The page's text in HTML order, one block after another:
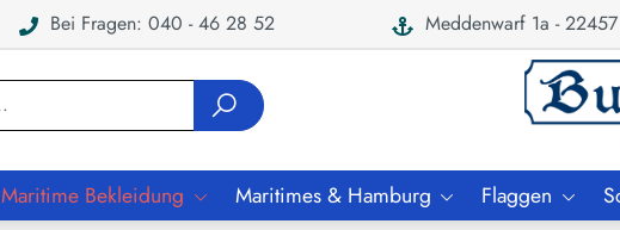
Bei Fragen: 040 - 46 28 52 Meddenwarf 1a -
Maritime Bekleidung Maritimes & Hamburg Flaggen